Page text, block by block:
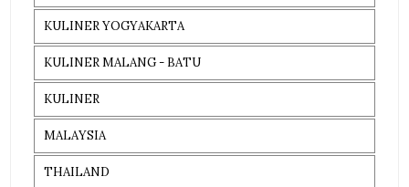
KULINER YOGYAKARTA
KULINER MALANG - BATU
KULINER
MALAYSIA
THAILAND